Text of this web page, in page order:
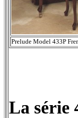
Prelude Model 433P
La série